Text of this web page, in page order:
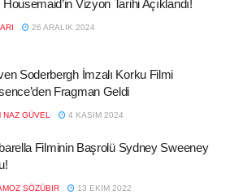
Vizyon Tarihi Açıklandı!
26 ARALIK 2024
Soderbergh İmzalı Korku Filmi
Fragman Geldi
NAZ GÜVEL 4 KASIM 2024
Filminin Başrolü Sydney Sweeney
SÖZÜBIR 13 EKIM 2022